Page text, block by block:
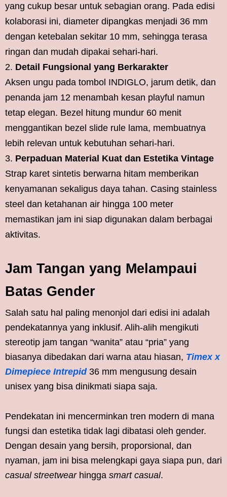
yang cukup besar untuk sebagian orang. Pada edisi
kolaborasi ini, diameter dipangkas menjadi 36 mm
dengan ketebalan sekitar 10 mm, sehingga terasa
ringan dan mudah dipakai sehari-hari.
Detail Fungsional yang Berkarakter
Aksen ungu pada tombol INDIGLO, jarum detik, dan
penanda jam 12 menambah kesan playful namun
tetap elegan. Bezel hitung mundur 60 menit
menggantikan bezel slide rule lama, membuatnya
lebih relevan untuk kebutuhan sehari-hari.
Perpaduan Material Kuat dan Estetika Vintage
Strap karet sintetis berwarna hitam memberikan
kenyamanan sekaligus daya tahan. Casing stainless
steel dan ketahanan air hingga 100 meter
memastikan jam ini siap digunakan dalam berbagai
aktivitas.
Jam Tangan yang Melampaui
Batas Gender
Salah satu hal paling menonjol dari edisi ini adalah
pendekatannya yang inklusif. Alih-alih mengikuti
stereotip jam tangan “wanita” atau “pria” yang
biasanya dibedakan dari warna atau hiasan, Timex x
Dimepiece Intrepid36 mm mengusung desain
unisex yang bisa dinikmati siapa saja.
Pendekatan ini mencerminkan tren modern di mana
fungsi dan estetika tidak lagi dibatasi oleh gender.
Dengan desain yang bersih, proporsional, dan
nyaman, jam ini bisa melengkapi gaya siapa pun, dari
casual streetwearhingga smart casual.